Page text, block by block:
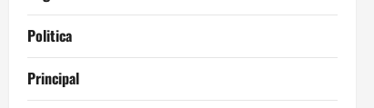
Politica
Principal